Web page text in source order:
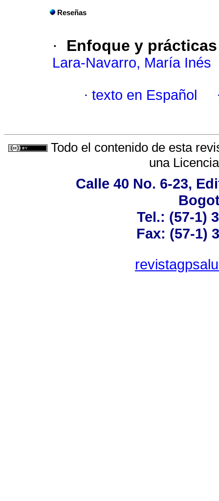
Reseñas
· Enfoque y
Lara-Navarro, María Inés
· texto en Español
Todo el contenido de esta
una
Calle 40 No. 6-23,
Tel.: (57-1)
Fax: (57-1)